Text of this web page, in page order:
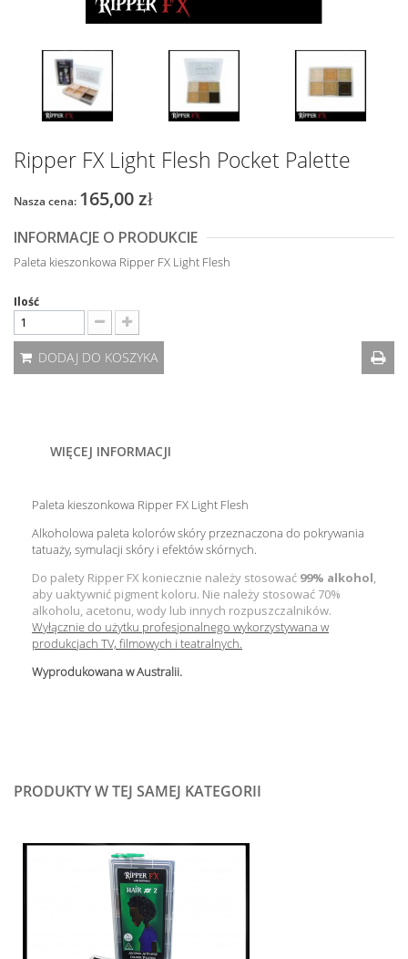
Ripper FX Light Flesh Pocket Palette
Nasza cena: 165,00 zł
INFORMACJE O PRODUKCIE
Paleta kieszonkowa Ripper FX Light Flesh
Ilość
DODAJ DO KOSZYKA
WIĘCEJ INFORMACJI
Paleta kieszonkowa Ripper FX Light Flesh
Alkoholowa paleta kolorów skóry przeznaczona do pokrywania
tatuaży, symulacji skóry i efektów skórnych.
Do palety Ripper FX koniecznie należy stosować 99% alkohol,
aby uaktywnić pigment koloru. Nie należy stosować 70%
alkoholu, acetonu, wody lub innych rozpuszczalników.
Wyłącznie do użytku profesjonalnego wykorzystywana w
produkcjach TV, filmowych i teatralnych.
Wyprodukowana w Australii.
PRODUKTY W TEJ SAMEJ KATEGORII